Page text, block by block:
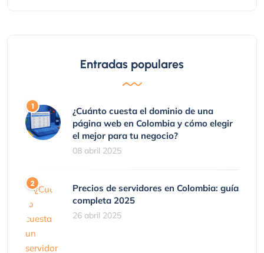
Entradas populares
¿Cuánto cuesta el dominio de una
página web en Colombia y cómo elegir
el mejor para tu negocio?
08 abril 2025
Precios de servidores en Colombia: guía
completa 2025
26 abril 2025